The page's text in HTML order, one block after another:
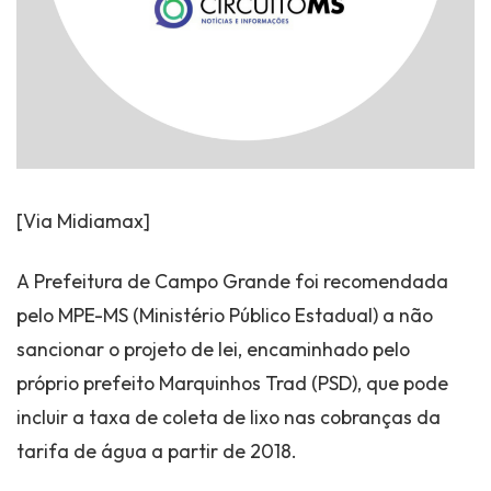
[Via Midiamax]
A Prefeitura de Campo Grande foi recomendada
pelo MPE-MS (Ministério Público Estadual) a não
sancionar o projeto de lei, encaminhado pelo
próprio prefeito Marquinhos Trad (PSD), que pode
incluir a taxa de coleta de lixo nas cobranças da
tarifa de água a partir de 2018.